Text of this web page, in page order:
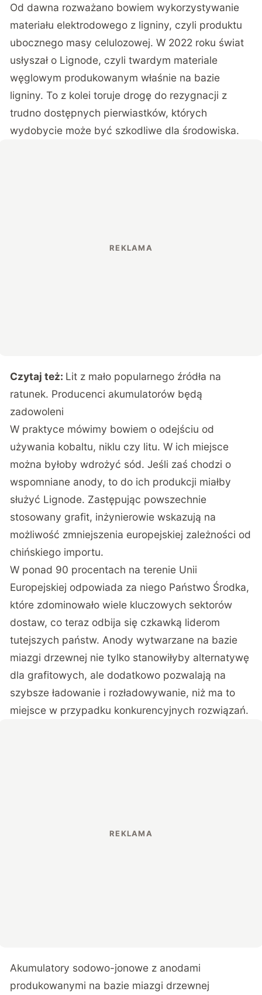
Od dawna rozważano bowiem wykorzystywanie
materiału elektrodowego z ligniny, czyli produktu
ubocznego masy celulozowej. W 2022 roku świat
usłyszał o Lignode, czyli twardym materiale
węglowym produkowanym właśnie na bazie
ligniny. To z kolei toruje drogę do rezygnacji z
trudno dostępnych pierwiastków, których
wydobycie może być szkodliwe dla środowiska.
Czytaj też: Lit z mało popularnego źródła na
ratunek. Producenci akumulatorów będą
zadowoleni
W praktyce mówimy bowiem o odejściu od
używania kobaltu, niklu czy litu. W ich miejsce
można byłoby wdrożyć sód. Jeśli zaś chodzi o
wspomniane anody, to do ich produkcji miałby
służyć Lignode. Zastępując powszechnie
stosowany grafit, inżynierowie wskazują na
możliwość zmniejszenia europejskiej zależności od
chińskiego importu.
W ponad 90 procentach na terenie Unii
Europejskiej odpowiada za niego Państwo Środka,
które zdominowało wiele kluczowych sektorów
dostaw, co teraz odbija się czkawką liderom
tutejszych państw. Anody wytwarzane na bazie
miazgi drzewnej nie tylko stanowiłyby alternatywę
dla grafitowych, ale dodatkowo pozwalają na
szybsze ładowanie i rozładowywanie, niż ma to
miejsce w przypadku konkurencyjnych rozwiązań.
Akumulatory sodowo-jonowe z anodami
produkowanymi na bazie miazgi drzewnej